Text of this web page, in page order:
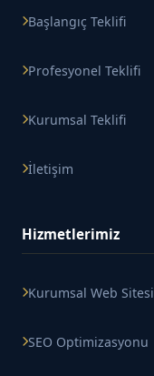
Başlangıç Teklifi
Profesyonel Teklifi
Kurumsal Teklifi
İletişim
Hizmetlerimiz
Kurumsal Web Sitesi
SEO Optimizasyonu